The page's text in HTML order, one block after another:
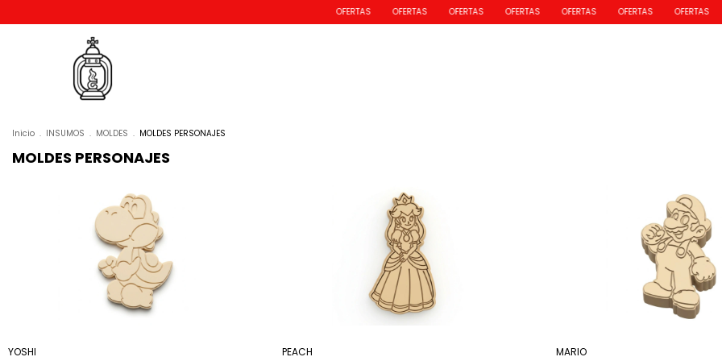
OFERTAS OFERTAS OFERTAS OFERTAS OFERTAS OFERTAS OFERTAS
Inicio . INSUMOS . MOLDES . MOLDES PERSONAJES
MOLDES PERSONAJES
YOSHI PEACH MARIO